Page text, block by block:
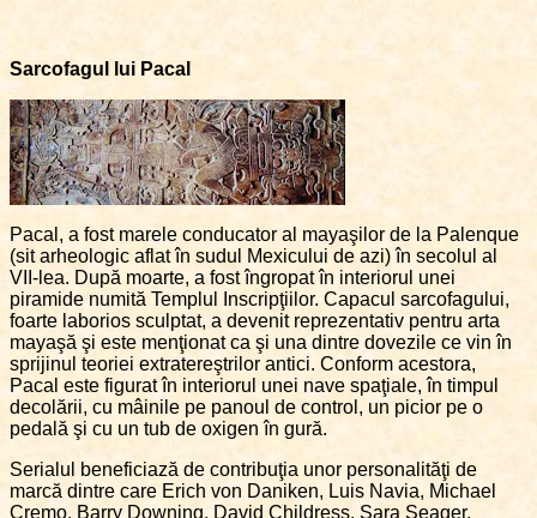
Sarcofagul lui Pacal
Pacal, a fost marele conducator al mayaşilor de la Palenque
(sit arheologic aflat în sudul Mexicului de azi) în secolul al
VII-lea. După moarte, a fost îngropat în interiorul unei
piramide numită Templul Inscripţiilor. Capacul sarcofagului,
foarte laborios sculptat, a devenit reprezentativ pentru arta
mayaşă şi este menţionat ca şi una dintre dovezile ce vin în
sprijinul teoriei extratereştrilor antici. Conform acestora,
Pacal este figurat în interiorul unei nave spaţiale, în timpul
decolării, cu mâinile pe panoul de control, un picior pe o
pedală şi cu un tub de oxigen în gură.
Serialul beneficiază de contribuţia unor personalităţi de
marcă dintre care Erich von Daniken, Luis Navia, Michael
Cremo, Barry Downing, David Childress, Sara Seager,